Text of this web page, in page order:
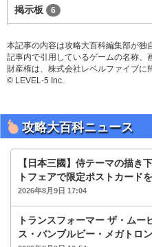
掲示板 6
本記事の内容は攻略大百科編集部が独
記事内で引用しているゲームの名称、
財産権は、株式会社レベルファイブに
© LEVEL-5 Inc.
攻略大百科ニュース
【日本三國】侍テーマの描き
トフェアで限定ポストカード
2026年8月9日 17:04
トランスフォーマー ザ・ム
ス・バンブルビー・メガトロ